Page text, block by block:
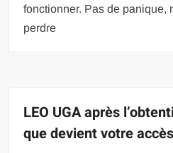
fonctionner. Pas de panique,
perdre
LEO UGA après
que devient votre